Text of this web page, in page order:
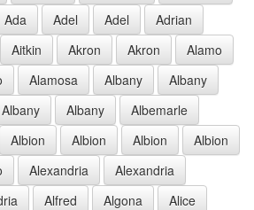
Ada Adel Adel
Adrian
Aitkin Akron Akron
Alamo
Alamosa Albany
Albany
Albany Albany
Albemarle
Albion Albion Albion
Albion
Alexandria
Alexandria
Alfred Algona
Alice